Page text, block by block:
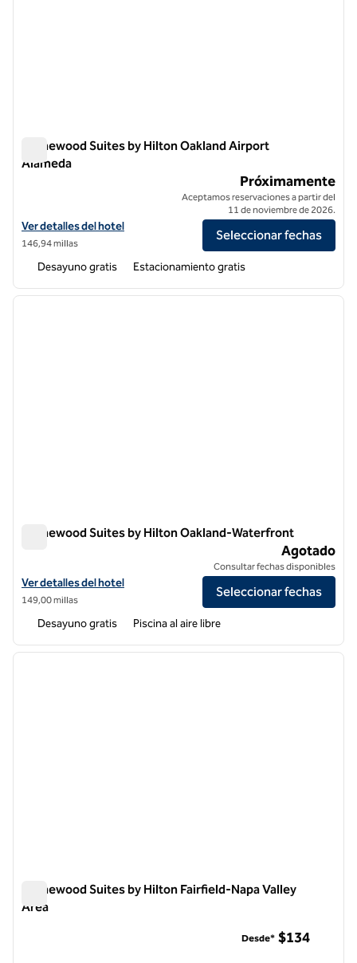
Homewood Suites by Hilton Oakland Airport
Alameda
Homewood Suites by Hilton Oakland Airport Alameda
Ver detalles del hotel Homewood Suites by Hilton Oakland Airport
Ver detalles del hotel
146,94 millas
Próximamente
Aceptamos reservaciones a partir del
11 de noviembre de 2026.
Seleccionar fechas
Desayuno gratis Estacionamiento gratis
1 de 12
Homewood Suites by Hilton Oakland-Waterfront
Homewood Suites by Hilton Oakland-Waterfront
Ver detalles del hotel Homewood Suites by Hilton Oakland-
Ver detalles del hotel
149,00 millas
Agotado
Consultar fechas disponibles
Seleccionar fechas
Desayuno gratis Piscina al aire libre
1 de 12
Homewood Suites by Hilton Fairfield-Napa Valley
Area
Desde* $134